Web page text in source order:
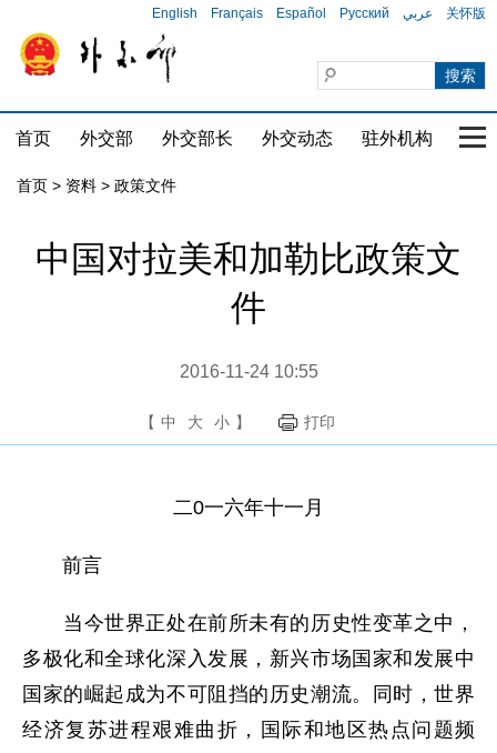
English Français Español Русский عربي 关怀版
首页 外交部 外交部长 外交动态 驻外机构 国
首页 > 资料 > 政策文件
中国对拉美和加勒比政策文
件
2016-11-24 10:55
【 中 大 小 】 打印
二0一六年十一月
前言
当今世界正处在前所未有的历史性变革之中，
多极化和全球化深入发展，新兴市场国家和发展中
国家的崛起成为不可阻挡的历史潮流。同时，世界
经济复苏进程艰难曲折，国际和地区热点问题频